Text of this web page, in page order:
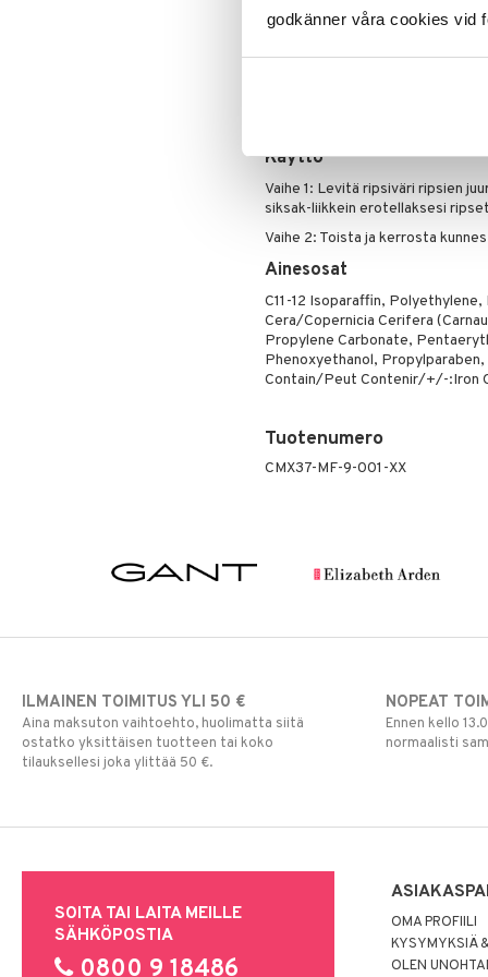
godkänner våra cookies vid
Kevyt ja voidemainen
Käyttö
Vaihe 1: Levitä ripsiväri ripsien
siksak-liikkein erotellaksesi
Vaihe 2: Toista ja kerrosta
Ainesosat
C11-12 Isoparaffin,
Cera/Copernicia Cerifera
Propylene Carbonate,
Phenoxyethanol,
Contain/Peut Contenir/+/-:Iron
Tuotenumero
CMX37-MF-9-001-XX
ILMAINEN TOIMITUS YLI 50 €
Aina maksuton vaihtoehto, huolimatta siitä
ostatko yksittäisen tuotteen tai koko
tilauksellesi joka ylittää 50 €.
NOPEAT
Ennen kello
normaalisti
SOITA TAI LAITA MEILLE
SÄHKÖPOSTIA
0800 9 18486
OMA PROFIILI
KYSYMYKSIÄ
OLEN